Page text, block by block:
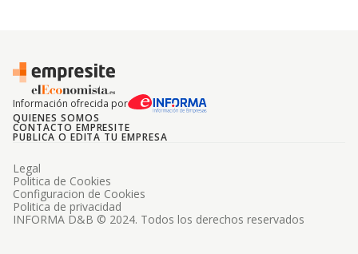
Información ofrecida por
QUIENES SOMOS
CONTACTO EMPRESITE
PUBLICA O EDITA TU EMPRESA
INFORMA D&B © 2024. Todos los derechos reservados
Legal
Politica de Cookies
Configuracion de Cookies
Politica de privacidad